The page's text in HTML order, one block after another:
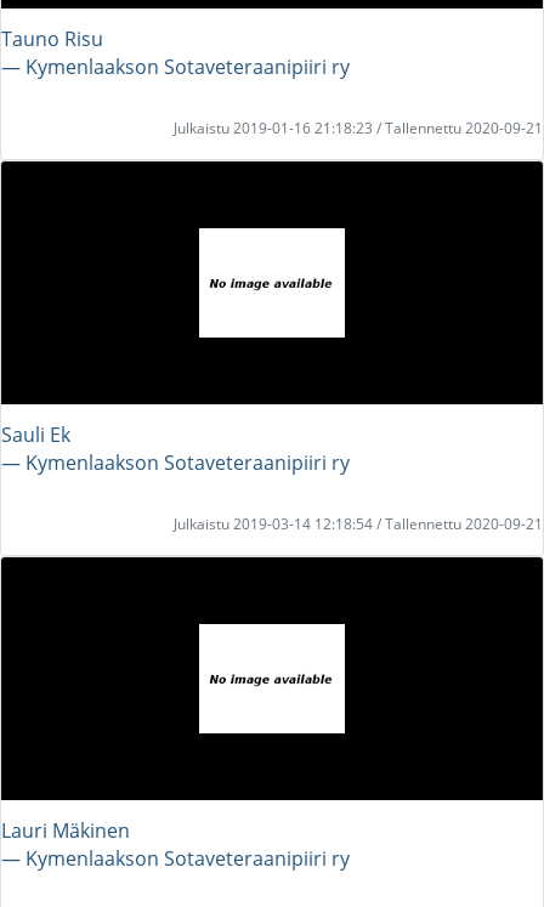
Tauno Risu
― Kymenlaakson Sotaveteraanipiiri ry
Julkaistu 2019-01-16 21:18:23 / Tallennettu 2020-09-21
Sauli Ek
― Kymenlaakson Sotaveteraanipiiri ry
Julkaistu 2019-03-14 12:18:54 / Tallennettu 2020-09-21
Lauri Mäkinen
― Kymenlaakson Sotaveteraanipiiri ry